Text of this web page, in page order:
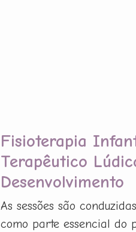
Fisioterapia
Terapêutico
Desenvolvimento
As sessões são
como parte essencial do